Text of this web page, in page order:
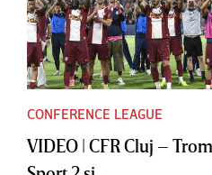
CONFERENCE LEAGUE
VIDEO | CFR Cluj –